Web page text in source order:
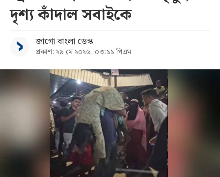
সব
বিভাগ
আর্কাইভ
দৃশ্য কাঁদাল সবাইকে
জাগো বাংলা ডেস্ক
প্রকাশ: ২৯ মে ২০২৬, ০৩:১১ পিএম